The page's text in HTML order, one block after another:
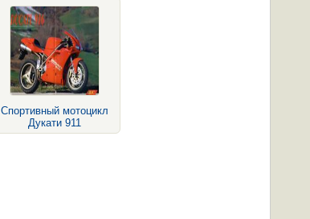
Спортивный мотоцикл
Дукати 911